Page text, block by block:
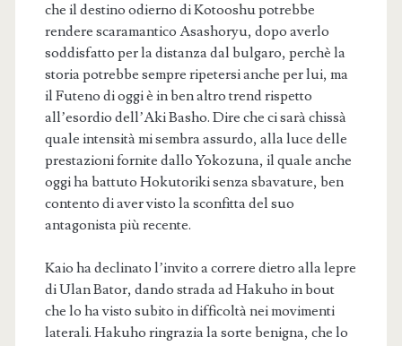
che il destino odierno di Kotooshu potrebbe
rendere scaramantico Asashoryu, dopo averlo
soddisfatto per la distanza dal bulgaro, perchè la
storia potrebbe sempre ripetersi anche per lui, ma
il Futeno di oggi è in ben altro trend rispetto
all’esordio dell’Aki Basho. Dire che ci sarà chissà
quale intensità mi sembra assurdo, alla luce delle
prestazioni fornite dallo Yokozuna, il quale anche
oggi ha battuto Hokutoriki senza sbavature, ben
contento di aver visto la sconfitta del suo
antagonista più recente.
Kaio ha declinato l’invito a correre dietro alla lepre
di Ulan Bator, dando strada ad Hakuho in bout
che lo ha visto subito in difficoltà nei movimenti
laterali. Hakuho ringrazia la sorte benigna, che lo